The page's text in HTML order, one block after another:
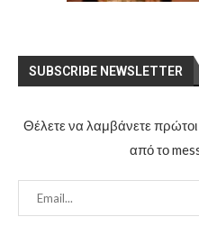
SUBSCRIBE NEWSLETTER
Θέλετε να λαμβάνετε πρώτοι
από το